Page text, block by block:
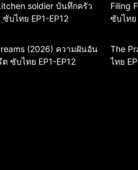
soldier บันทึกครัว
บไทย EP1-EP12
Filing
ซับไทย
(2026) ความฝันอัน
ซับไทย EP1-EP12
The
ไทย